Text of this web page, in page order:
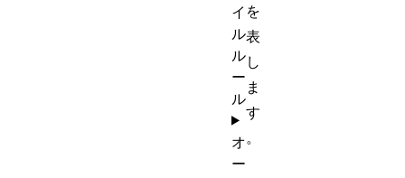
を
表
し
ま
す
。
イ
ル
ル
ー
ル
オ
ー